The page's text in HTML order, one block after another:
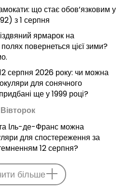
що стає обов’язковим у
з 1 серпня
ярмарок на
повернеться цієї зими?
серпня 2026 року: чи можна
для сонячного
ще у 1999 році?
Вівторок
Іль-де-Франс можна
для спостереження за
12 серпня?
більше